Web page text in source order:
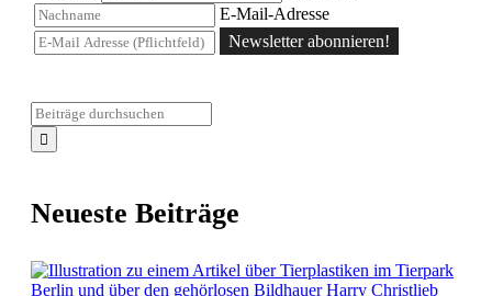
E-Mail-Adresse
Newsletter abonnieren!
Neueste Beiträge